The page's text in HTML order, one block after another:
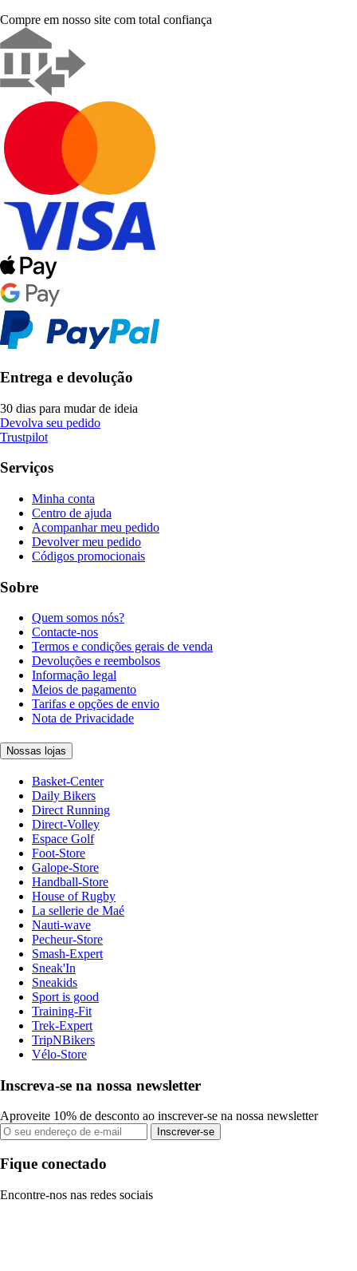
Compre em nosso site com total confiança
Entrega e devolução
30 dias para mudar de ideia
Devolva seu pedido
Trustpilot
Serviços
Minha conta
Centro de ajuda
Acompanhar meu pedido
Devolver meu pedido
Códigos promocionais
Sobre
Quem somos nós?
Contacte-nos
Termos e condições gerais de venda
Devoluções e reembolsos
Informação legal
Meios de pagamento
Tarifas e opções de envio
Nota de Privacidade
Nossas lojas
Basket-Center
Daily Bikers
Direct Running
Direct-Volley
Espace Golf
Foot-Store
Galope-Store
Handball-Store
House of Rugby
La sellerie de Maé
Nauti-wave
Pecheur-Store
Smash-Expert
Sneak'In
Sneakids
Sport is good
Training-Fit
Trek-Expert
TripNBikers
Vélo-Store
Inscreva-se na nossa newsletter
Aproveite 10% de desconto ao inscrever-se na nossa newsletter
Inscrever-se
Fique conectado
Encontre-nos nas redes sociais